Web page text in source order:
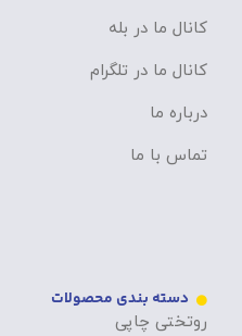
کانال ما در بله
کانال ما در تلگرام
درباره ما
تماس با ما
دسته بندی محصولات
روتختی چاپی